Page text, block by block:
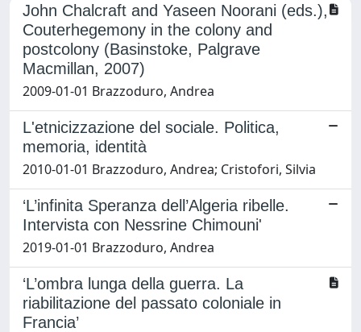
John Chalcraft and Yaseen Noorani (eds.),
Couterhegemony in the colony and
postcolony (Basinstoke, Palgrave
Macmillan, 2007)
2009-01-01 Brazzoduro, Andrea
L'etnicizzazione del sociale. Politica,
memoria, identità
2010-01-01 Brazzoduro, Andrea; Cristofori, Silvia
‘L’infinita Speranza dell’Algeria ribelle.
Intervista con Nessrine Chimouni'
2019-01-01 Brazzoduro, Andrea
‘L’ombra lunga della guerra. La
riabilitazione del passato coloniale in
Francia’